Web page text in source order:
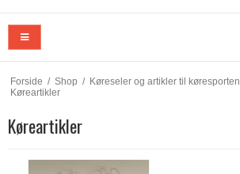
Forside / Shop / Køreseler og artikler til køresporten
Køreartikler
Køreartikler